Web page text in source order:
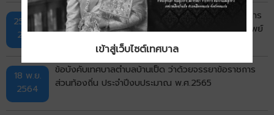
25 มี.ค.
2569
ประกาศสภาวิชาชีพบัญชี ที่ 15/2558 เรื่อง มาตรฐานการ
บัญชี ฉบับที่ 40 (ปรับปรุง 2558) เรื่อง อสังหาริมทรัพย์
เพื่อการลงทุน
18 พ.ย.
2564
ข้อบังคับเทศบาลตำบลบ้านเป็ด ว่าด้วยจรรยาข้อราชการ
ส่วนท้องถิ่น ประจำปีงบประมาณ พ.ศ.2565
เข้าสู่เว็บไซต์เทศบาล